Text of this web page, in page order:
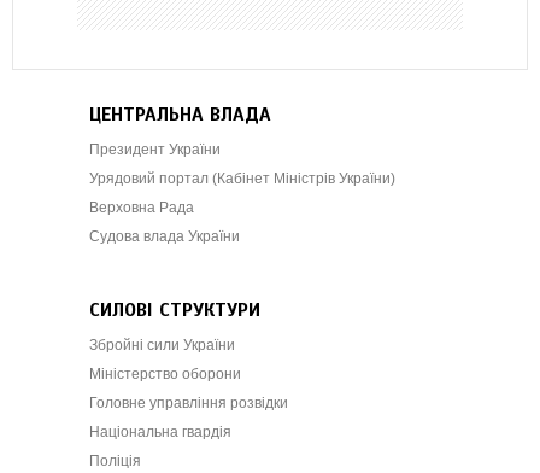
ЦЕНТРАЛЬНА ВЛАДА
Президент України
Урядовий портал (Кабінет Міністрів України)
Верховна Рада
Судова влада України
СИЛОВІ СТРУКТУРИ
Збройні сили України
Міністерство оборони
Головне управління розвідки
Національна гвардія
Поліція